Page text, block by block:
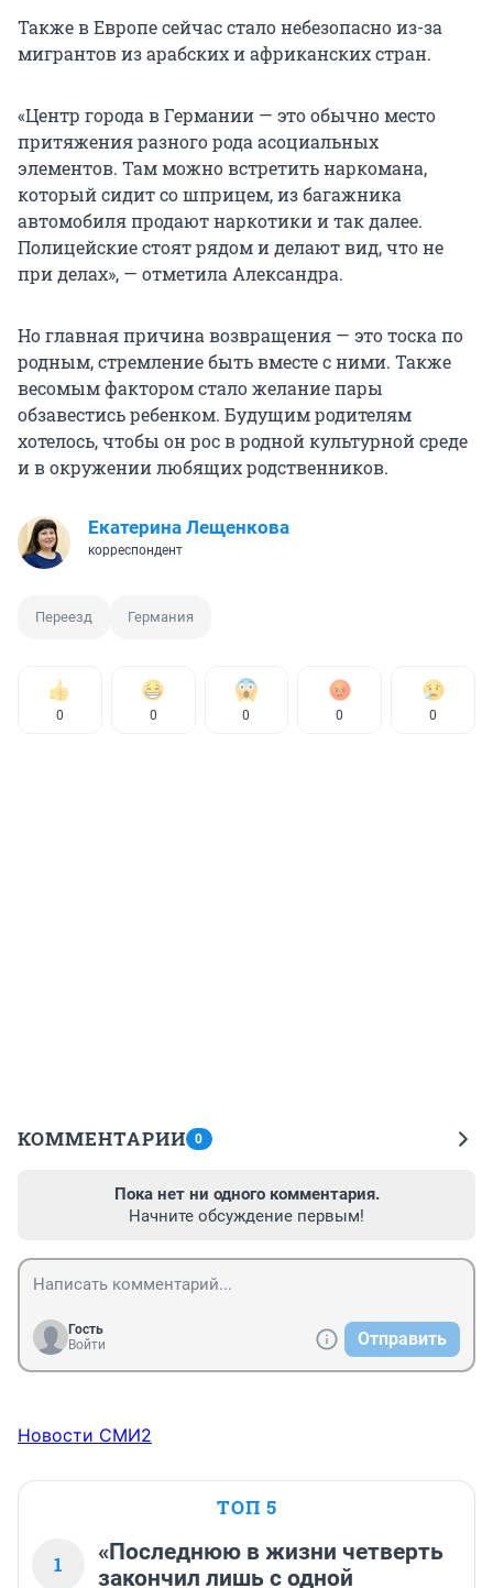
Также в Европе сейчас стало небезопасно из-за
мигрантов из арабских и африканских стран.
«Центр города в Германии — это обычно место
притяжения разного рода асоциальных
элементов. Там можно встретить наркомана,
который сидит со шприцем, из багажника
автомобиля продают наркотики и так далее.
Полицейские стоят рядом и делают вид, что не
при делах», — отметила Александра.
Но главная причина возвращения — это тоска по
родным, стремление быть вместе с ними. Также
весомым фактором стало желание пары
обзавестись ребенком. Будущим родителям
хотелось, чтобы он рос в родной культурной среде
и в окружении любящих родственников.
Екатерина Лещенкова
корреспондент
Переезд Германия
0 0 0 0 0
КОММЕНТАРИИ 0
Пока нет ни одного комментария.
Начните обсуждение первым!
Гость
Войти
Отправить
Новости СМИ2
ТОП 5
1
«Последнюю в жизни четверть
закончил лишь с одной